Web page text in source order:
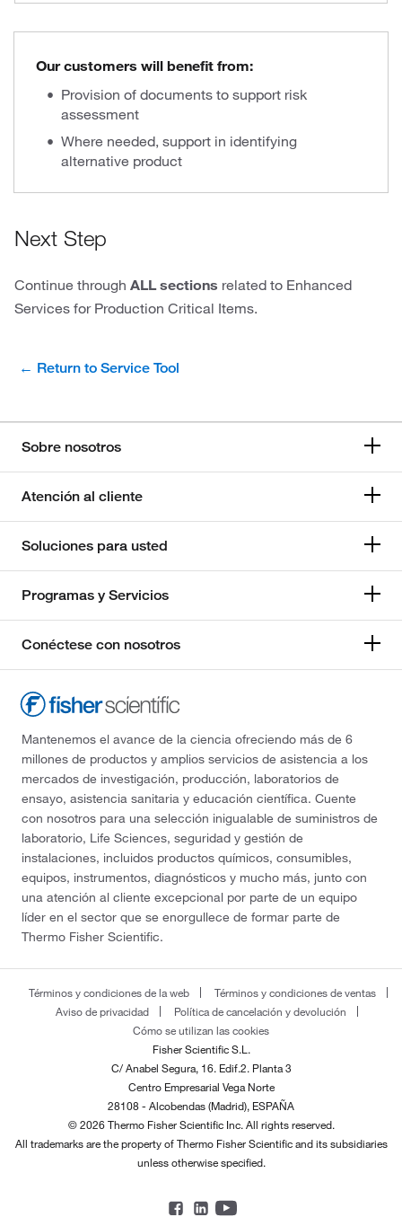
Our customers will benefit from:
Provision of documents to support risk
assessment
Where needed, support in identifying
alternative product
Next Step
Continue through ALL sections related to Enhanced
Services for Production Critical Items.
← Return to Service Tool
Sobre nosotros
Atención al cliente
Soluciones para usted
Programas y Servicios
Conéctese con nosotros
Mantenemos el avance de la ciencia ofreciendo más de 6
millones de productos y amplios servicios de asistencia a los
mercados de investigación, producción, laboratorios de
ensayo, asistencia sanitaria y educación científica. Cuente
con nosotros para una selección inigualable de suministros de
laboratorio, Life Sciences, seguridad y gestión de
instalaciones, incluidos productos químicos, consumibles,
equipos, instrumentos, diagnósticos y mucho más, junto con
una atención al cliente excepcional por parte de un equipo
líder en el sector que se enorgullece de formar parte de
Thermo Fisher Scientific.
Términos y condiciones de la web
Términos y condiciones de ventas
Aviso de privacidad
Política de cancelación y devolución
Cómo se utilizan las cookies
Fisher Scientific S.L.
C/ Anabel Segura, 16. Edif.2. Planta 3
Centro Empresarial Vega Norte
28108 - Alcobendas (Madrid), ESPAÑA
© 2026 Thermo Fisher Scientific Inc. All rights reserved.
All trademarks are the property of Thermo Fisher Scientific and its subsidiaries
unless otherwise specified.